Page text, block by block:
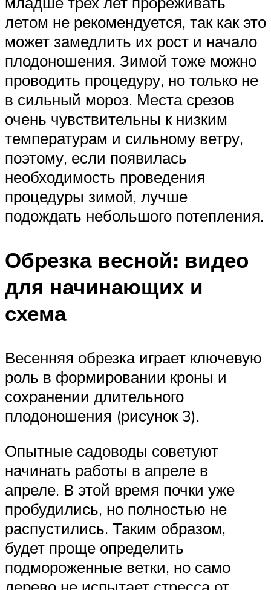
летом не рекомендуется, так как это
может замедлить их рост и начало
плодоношения. Зимой тоже можно
проводить процедуру, но только не
в сильный мороз. Места срезов
очень чувствительны к низким
температурам и сильному ветру,
поэтому, если появилась
необходимость проведения
процедуры зимой, лучше
подождать небольшого потепления.
Обрезка весной: видео
для начинающих и
схема
Весенняя обрезка играет ключевую
роль в формировании кроны и
сохранении длительного
плодоношения (рисунок 3).
Опытные садоводы советуют
начинать работы в апреле в
апреле. В этой время почки уже
пробудились, но полностью не
распустились. Таким образом,
будет проще определить
подмороженные ветки, но само
дерево не испытает стресса от